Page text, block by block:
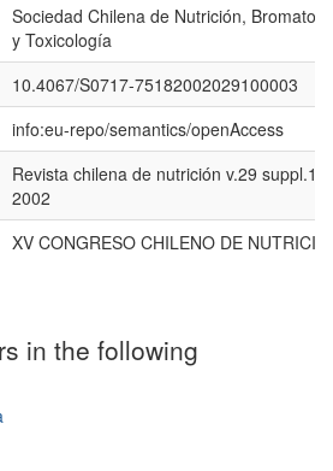
Sociedad Chilena de Nutrición,
y Toxicología
10.4067/S0717-75182002029100003
info:eu-repo/semantics/openAccess
Revista chilena de nutrición v.29 suppl.1
2002
XV CONGRESO CHILENO DE
in the following